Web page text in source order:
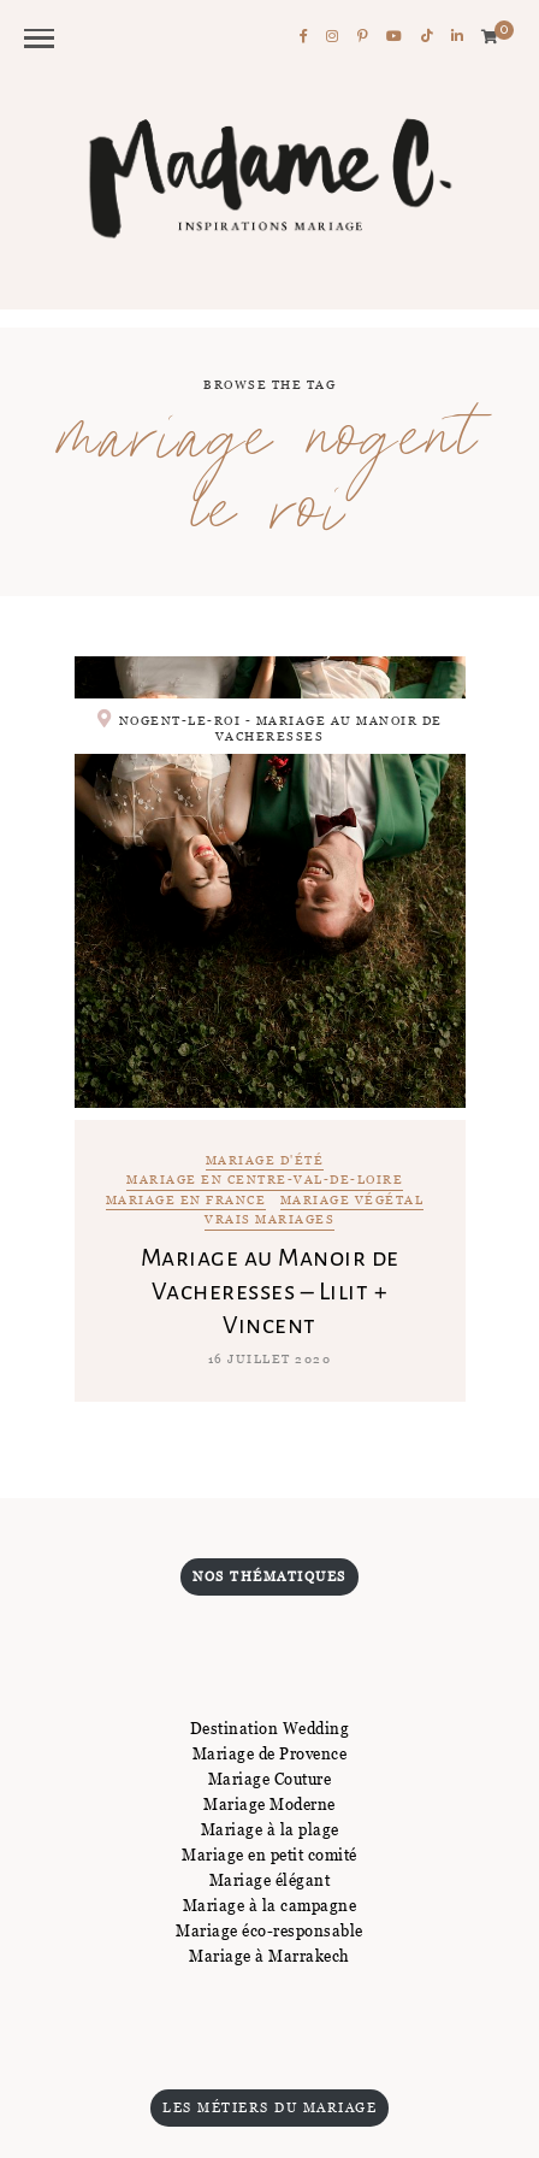
0
BROWSE THE TAG
mariage nogent
le roi
NOGENT-LE-ROI - MARIAGE AU MANOIR DE
VACHERESSES
MARIAGE D'ÉTÉ
MARIAGE EN CENTRE-VAL-DE-LOIRE
MARIAGE EN FRANCE
MARIAGE VÉGÉTAL
VRAIS MARIAGES
Mariage au Manoir de
Vacheresses – Lilit +
Vincent
16 JUILLET 2020
NOS THÉMATIQUES
Destination Wedding
Mariage de Provence
Mariage Couture
Mariage Moderne
Mariage à la plage
Mariage en petit comité
Mariage élégant
Mariage à la campagne
Mariage éco-responsable
Mariage à Marrakech
LES MÉTIERS DU MARIAGE